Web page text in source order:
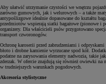
Aby ułatwić utrzymanie czystości we wnętrzu
zarówno gumowych, jak i welurowych – a także
antypoślizgowe idealnie dopasowane do kształtu
przedmiotów wspierają siatki bagażowe (pionowe i
organizery. Dla właścicieli psów przygotowano
transport czworonogów.
Ochronę karoserii przed zabrudzeniami i
błoto i drobne kamienie wyrzucane spod kół.
podatne na zarysowania elementy nadwozia, takie
zderzak. W ofercie znajdują się również owiewki na
w trudniejszych warunkach pogodowych.
Akcesoria stylistyczne